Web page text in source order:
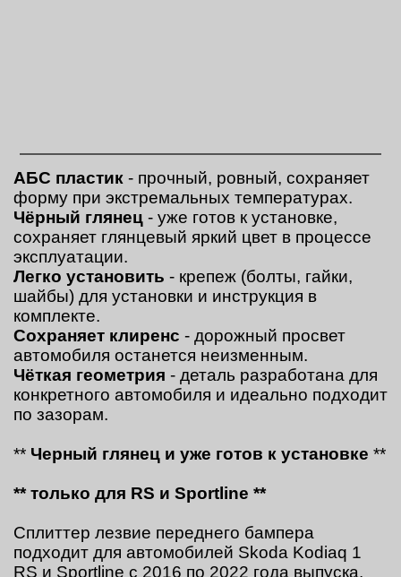
АБС пластик - прочный, ровный, сохраняет
форму при экстремальных температурах.
Чёрный глянец - уже готов к установке,
сохраняет глянцевый яркий цвет в процессе
эксплуатации.
Легко установить - крепеж (болты, гайки,
шайбы) для установки и инструкция в
комплекте.
Сохраняет клиренс - дорожный просвет
автомобиля останется неизменным.
Чёткая геометрия - деталь разработана для
конкретного автомобиля и идеально подходит
по зазорам.
** Черный глянец и уже готов к установке **
** только для RS и Sportline **
Сплиттер лезвие переднего бампера
подходит для автомобилей Skoda Kodiaq 1
RS и Sportline с 2016 по 2022 года выпуска.